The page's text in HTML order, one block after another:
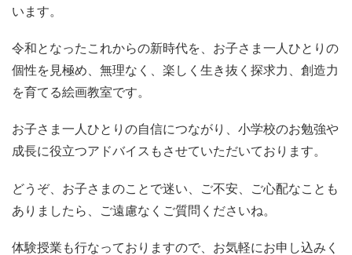
います。
令和となったこれからの新時代を、お子さま一人ひとりの
個性を見極め、無理なく、楽しく生き抜く探求力、創造力
を育てる絵画教室です。
お子さま一人ひとりの自信につながり、小学校のお勉強や
成長に役立つアドバイスもさせていただいております。
どうぞ、お子さまのことで迷い、ご不安、ご心配なことも
ありましたら、ご遠慮なくご質問くださいね。
体験授業も行なっておりますので、お気軽にお申し込みく